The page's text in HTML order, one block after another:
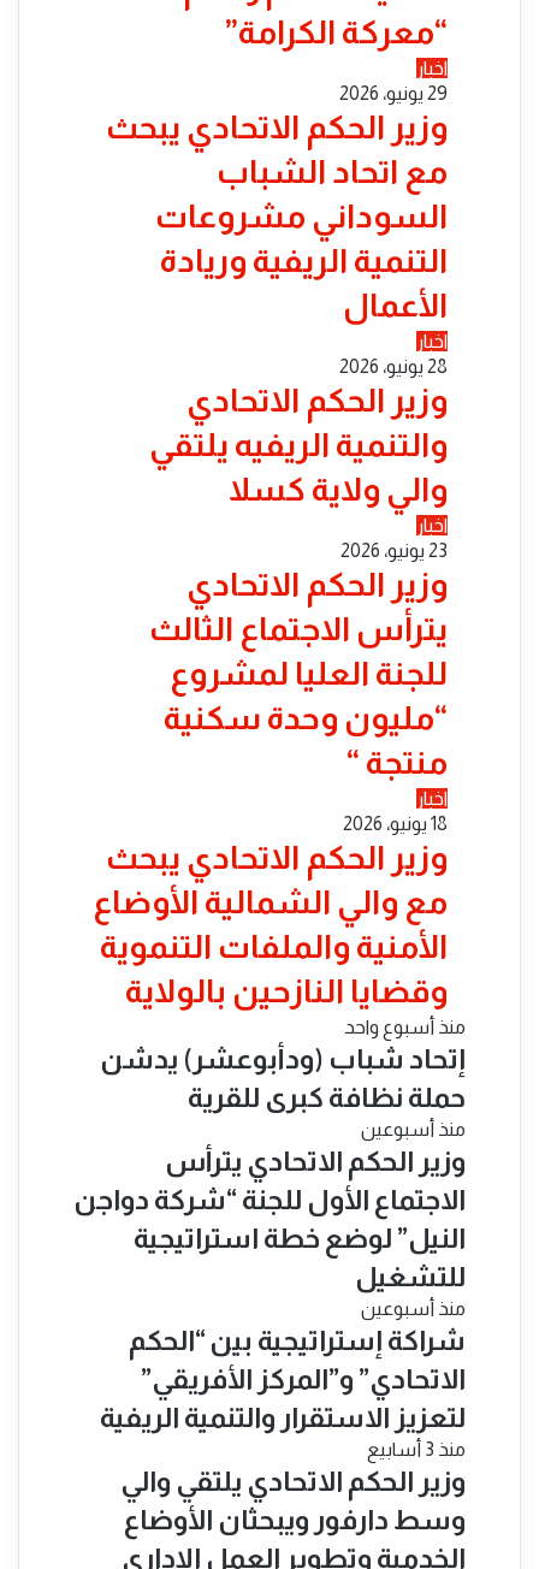
“معركة الكرامة”
اخبار
29 يونيو، 2026
​وزير الحكم الاتحادي يبحث
مع اتحاد الشباب
السوداني مشروعات
التنمية الريفية وريادة
الأعمال
اخبار
28 يونيو، 2026
​وزير الحكم الاتحادي
والتنمية الريفيه يلتقي
والي ولاية كسلا
اخبار
23 يونيو، 2026
​وزير الحكم الاتحادي
يترأس الاجتماع الثالث
للجنة العليا لمشروع
“مليون وحدة سكنية
منتجة “
اخبار
18 يونيو، 2026
​وزير الحكم الاتحادي يبحث
مع والي الشمالية الأوضاع
الأمنية والملفات التنموية
وقضايا النازحين بالولاية
منذ أسبوع واحد
إتحاد شباب (ودأبوعشر) يدشن
حملة نظافة كبرى للقرية
منذ أسبوعين
وزير الحكم الاتحادي يترأس
الاجتماع الأول للجنة “شركة دواجن
النيل” لوضع خطة استراتيجية
للتشغيل
منذ أسبوعين
شراكة إستراتيجية بين “الحكم
الاتحادي” و”المركز الأفريقي”
لتعزيز الاستقرار والتنمية الريفية
منذ 3 أسابيع
​وزير الحكم الاتحادي يلتقي والي
وسط دارفور ويبحثان الأوضاع
الخدمية وتطوير العمل الإداري